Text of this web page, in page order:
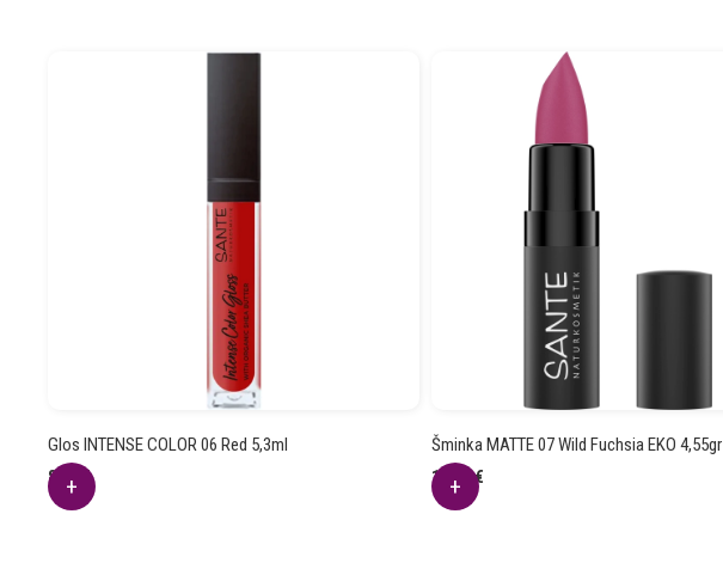
Glos INTENSE COLOR 06 Red 5,3ml
8.28
€
Šminka MATTE 07 Wild Fuchsia EKO 4,55gr
10.49€